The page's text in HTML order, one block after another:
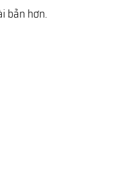
bản hơn.